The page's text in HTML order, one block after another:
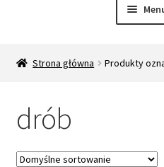
Zestawy
Dieta ketogeniczna
Strona główna Produkty
drób